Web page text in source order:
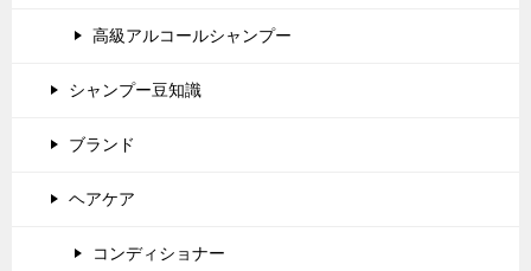
高級アルコールシャンプー
シャンプー豆知識
ブランド
ヘアケア
コンディショナー